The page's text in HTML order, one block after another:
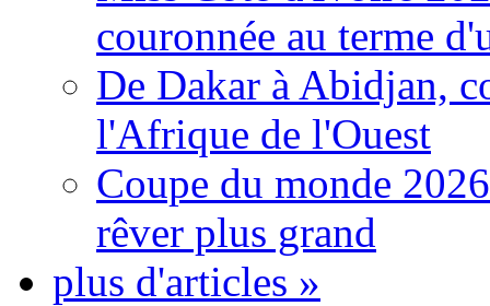
couronnée au terme
De Dakar à Abidjan,
l'Afrique de l'Ouest
Coupe du monde
rêver plus grand
plus d'articles »